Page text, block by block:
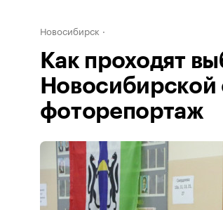
Новосибирск
Как проходят
фоторепортаж